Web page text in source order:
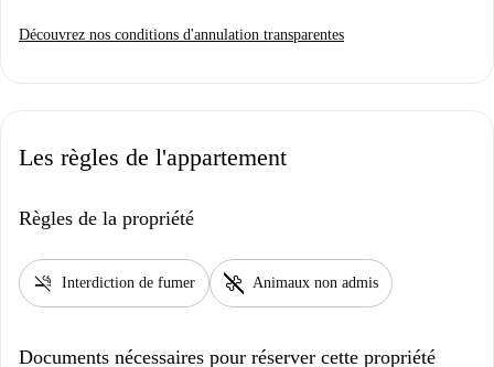
Découvrez nos conditions d'annulation transparentes
Les règles de l'appartement
Règles de la propriété
smoke_free Interdiction de fumer pet_supplies Animaux non admis
Documents nécessaires pour réserver cette propriété